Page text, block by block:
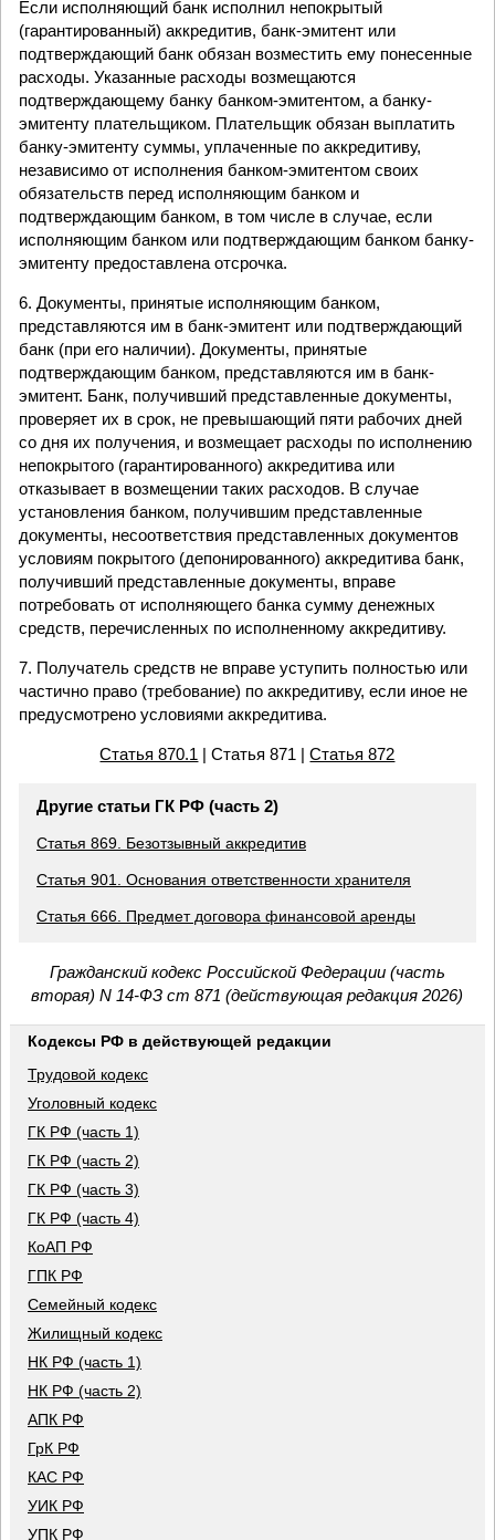
Если исполняющий банк исполнил непокрытый
(гарантированный) аккредитив, банк-эмитент или
подтверждающий банк обязан возместить ему понесенные
расходы. Указанные расходы возмещаются
подтверждающему банку банком-эмитентом, а банку-
эмитенту плательщиком. Плательщик обязан выплатить
банку-эмитенту суммы, уплаченные по аккредитиву,
независимо от исполнения банком-эмитентом своих
обязательств перед исполняющим банком и
подтверждающим банком, в том числе в случае, если
исполняющим банком или подтверждающим банком банку-
эмитенту предоставлена отсрочка.
6. Документы, принятые исполняющим банком,
представляются им в банк-эмитент или подтверждающий
банк (при его наличии). Документы, принятые
подтверждающим банком, представляются им в банк-
эмитент. Банк, получивший представленные документы,
проверяет их в срок, не превышающий пяти рабочих дней
со дня их получения, и возмещает расходы по исполнению
непокрытого (гарантированного) аккредитива или
отказывает в возмещении таких расходов. В случае
установления банком, получившим представленные
документы, несоответствия представленных документов
условиям покрытого (депонированного) аккредитива банк,
получивший представленные документы, вправе
потребовать от исполняющего банка сумму денежных
средств, перечисленных по исполненному аккредитиву.
7. Получатель средств не вправе уступить полностью или
частично право (требование) по аккредитиву, если иное не
предусмотрено условиями аккредитива.
Статья 870.1 | Статья 871 |Статья 872
Другие статьи ГК РФ (часть 2)
Статья 869. Безотзывный аккредитив
Статья 901. Основания ответственности хранителя
Статья 666. Предмет договора финансовой аренды
Гражданский кодекс Российской Федерации (часть
вторая) N 14-ФЗ ст 871 (действующая редакция 2026)
Кодексы РФ в действующей редакции
Трудовой кодекс
Уголовный кодекс
ГК РФ (часть 1)
ГК РФ (часть 2)
ГК РФ (часть 3)
ГК РФ (часть 4)
КоАП РФ
ГПК РФ
Семейный кодекс
Жилищный кодекс
НК РФ (часть 1)
НК РФ (часть 2)
АПК РФ
ГрК РФ
КАС РФ
УИК РФ
УПК РФ